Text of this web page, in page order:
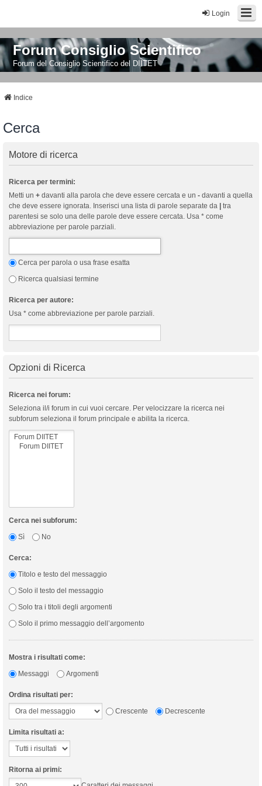
Login
Forum Consiglio Scientifico
Forum del Consiglio Scientifico del DIITET
Indice
Cerca
Motore di ricerca
Ricerca per termini:
Metti un + davanti alla parola che deve essere cercata e un - davanti a quella
che deve essere ignorata. Inserisci una lista di parole separate da
tra
parentesi se solo una delle parole deve essere cercata. Usa * come
abbreviazione per parole parziali.
Cerca per parola o usa frase esatta
Ricerca qualsiasi termine
Ricerca per autore:
Usa * come abbreviazione per parole parziali.
Opzioni di Ricerca
Ricerca nei forum:
Seleziona il/i forum in cui vuoi cercare. Per velocizzare la ricerca nei
subforum seleziona il forum principale e abilita la ricerca.
Cerca nei subforum:
Sì
No
Cerca:
Titolo e testo del messaggio
Solo il testo del messaggio
Solo tra i titoli degli argomenti
Solo il primo messaggio dell’argomento
Mostra i risultati come:
Messaggi
Argomenti
Ordina risultati per:
Crescente
Decrescente
Limita risultati a:
Ritorna ai primi: